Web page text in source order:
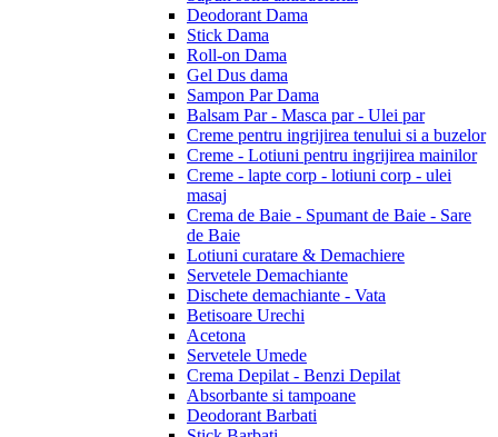
Deodorant Dama
Stick Dama
Roll-on Dama
Gel Dus dama
Sampon Par Dama
Balsam Par - Masca par - Ulei par
Creme pentru ingrijirea tenului si a buzelor
Creme - Lotiuni pentru ingrijirea mainilor
Creme - lapte corp - lotiuni corp - ulei
masaj
Crema de Baie - Spumant de Baie - Sare
de Baie
Lotiuni curatare & Demachiere
Servetele Demachiante
Dischete demachiante - Vata
Betisoare Urechi
Acetona
Servetele Umede
Crema Depilat - Benzi Depilat
Absorbante si tampoane
Deodorant Barbati